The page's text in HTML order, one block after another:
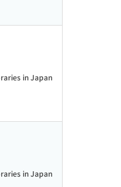
in Japan
in Japan